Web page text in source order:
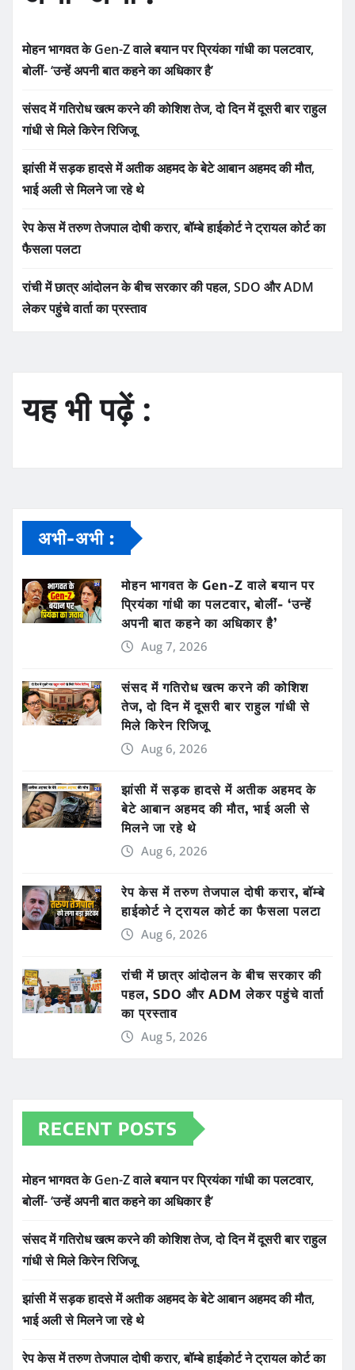
मोहन भागवत के Gen-Z वाले बयान पर प्रियंका गांधी का पलटवार,
बोलीं- ‘उन्हें अपनी बात कहने का अधिकार है’
संसद में गतिरोध खत्म करने की कोशिश तेज, दो दिन में दूसरी बार राहुल
गांधी से मिले किरेन रिजिजू
झांसी में सड़क हादसे में अतीक अहमद के बेटे आबान अहमद की मौत,
भाई अली से मिलने जा रहे थे
रेप केस में तरुण तेजपाल दोषी करार, बॉम्बे हाईकोर्ट ने ट्रायल कोर्ट का
फैसला पलटा
रांची में छात्र आंदोलन के बीच सरकार की पहल, SDO और ADM
लेकर पहुंचे वार्ता का प्रस्ताव
यह भी पढ़ें :
अभी-अभी :
मोहन भागवत के Gen-Z वाले बयान पर
प्रियंका गांधी का पलटवार, बोलीं- ‘उन्हें
अपनी बात कहने का अधिकार है’
Aug 7, 2026
संसद में गतिरोध खत्म करने की कोशिश
तेज, दो दिन में दूसरी बार राहुल गांधी से
मिले किरेन रिजिजू
Aug 6, 2026
झांसी में सड़क हादसे में अतीक अहमद के
बेटे आबान अहमद की मौत, भाई अली से
मिलने जा रहे थे
Aug 6, 2026
रेप केस में तरुण तेजपाल दोषी करार, बॉम्बे
हाईकोर्ट ने ट्रायल कोर्ट का फैसला पलटा
Aug 6, 2026
रांची में छात्र आंदोलन के बीच सरकार की
पहल, SDO और ADM लेकर पहुंचे वार्ता
का प्रस्ताव
Aug 5, 2026
RECENT POSTS
मोहन भागवत के Gen-Z वाले बयान पर प्रियंका गांधी का पलटवार,
बोलीं- ‘उन्हें अपनी बात कहने का अधिकार है’
संसद में गतिरोध खत्म करने की कोशिश तेज, दो दिन में दूसरी बार राहुल
गांधी से मिले किरेन रिजिजू
झांसी में सड़क हादसे में अतीक अहमद के बेटे आबान अहमद की मौत,
भाई अली से मिलने जा रहे थे
रेप केस में तरुण तेजपाल दोषी करार, बॉम्बे हाईकोर्ट ने ट्रायल कोर्ट का